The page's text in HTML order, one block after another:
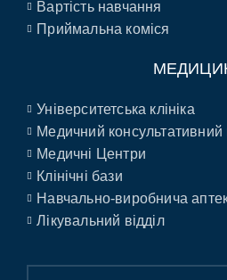
Вартість навчання
Приймальна коміся
Університетська клініка
Медичний консультативний
Медичні Центри
Клінічні бази
Навчально-виробнича
Лікувальний відділ